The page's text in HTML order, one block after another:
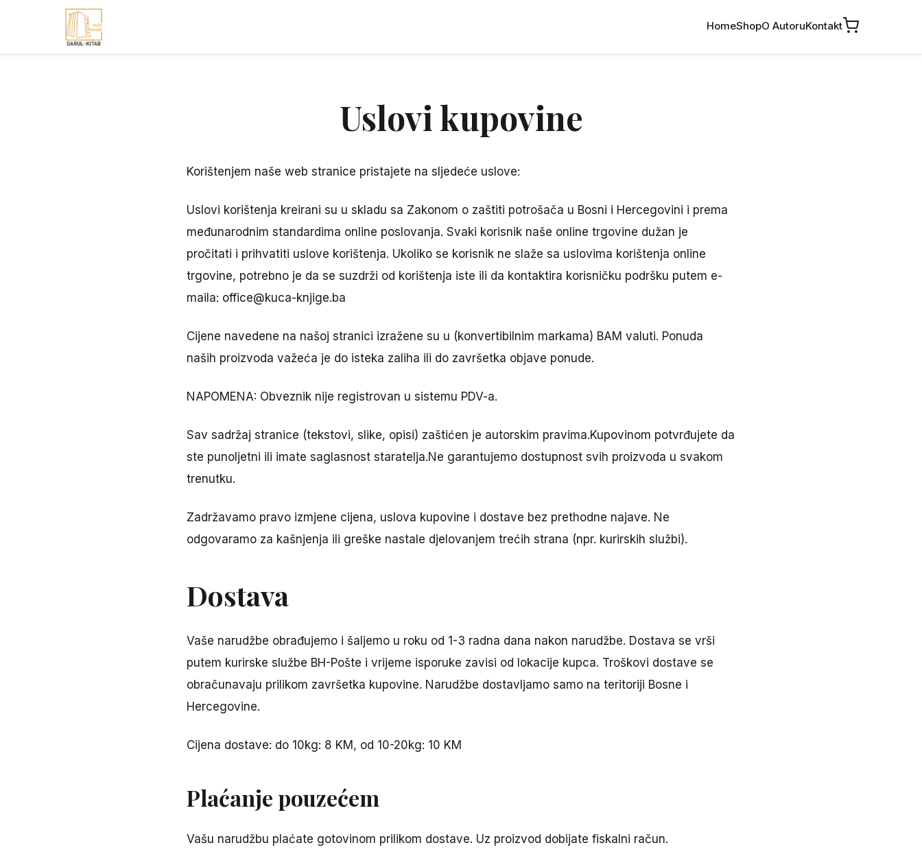
HomeShopO AutoruKontakt
Uslovi kupovine
Korištenjem naše web stranice pristajete na sljedeće uslove:
Uslovi korištenja kreirani su u skladu sa Zakonom o zaštiti potrošača u Bosni i Hercegovini i prema
međunarodnim standardima online poslovanja. Svaki korisnik naše online trgovine dužan je
pročitati i prihvatiti uslove korištenja. Ukoliko se korisnik ne slaže sa uslovima korištenja online
trgovine, potrebno je da se suzdrži od korištenja iste ili da kontaktira korisničku podršku putem e-
maila: office@kuca-knjige.ba
Cijene navedene na našoj stranici izražene su u (konvertibilnim markama) BAM valuti. Ponuda
naših proizvoda važeća je do isteka zaliha ili do završetka objave ponude.
NAPOMENA: Obveznik nije registrovan u sistemu PDV-a.
Sav sadržaj stranice (tekstovi, slike, opisi) zaštićen je autorskim pravima.Kupovinom potvrđujete da
ste punoljetni ili imate saglasnost staratelja.Ne garantujemo dostupnost svih proizvoda u svakom
trenutku.
Zadržavamo pravo izmjene cijena, uslova kupovine i dostave bez prethodne najave. Ne
odgovaramo za kašnjenja ili greške nastale djelovanjem trećih strana (npr. kurirskih službi).
Dostava
Vaše narudžbe obrađujemo i šaljemo u roku od 1-3 radna dana nakon narudžbe. Dostava se vrši
putem kurirske službe BH-Pošte i vrijeme isporuke zavisi od lokacije kupca. Troškovi dostave se
obračunavaju prilikom završetka kupovine. Narudžbe dostavljamo samo na teritoriji Bosne i
Hercegovine.
Cijena dostave: do 10kg: 8 KM, od 10-20kg: 10 KM
Plaćanje pouzećem
Vašu narudžbu plaćate gotovinom prilikom dostave. Uz proizvod dobijate fiskalni račun.